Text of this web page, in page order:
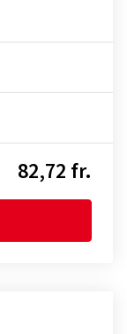
82,72 fr.